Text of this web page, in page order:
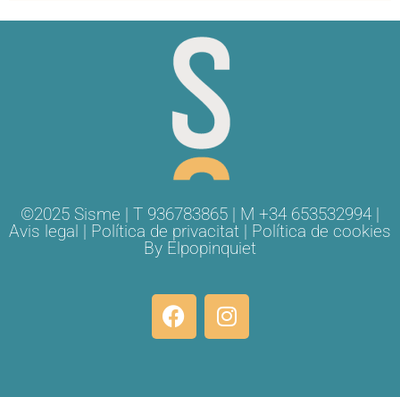
©2025 Sisme | T 936783865 | M +34 653532994 |
Avis legal | Política de privacitat | Política de cookies
By Elpopinquiet